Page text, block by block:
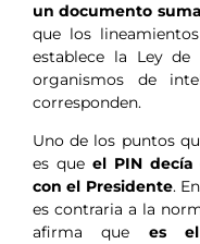
un documento
que los
establece la Ley
organismos de
corresponden.
Uno de los puntos
es que el PIN decía
con el Presidente.
es contraria a la
afirma que es el